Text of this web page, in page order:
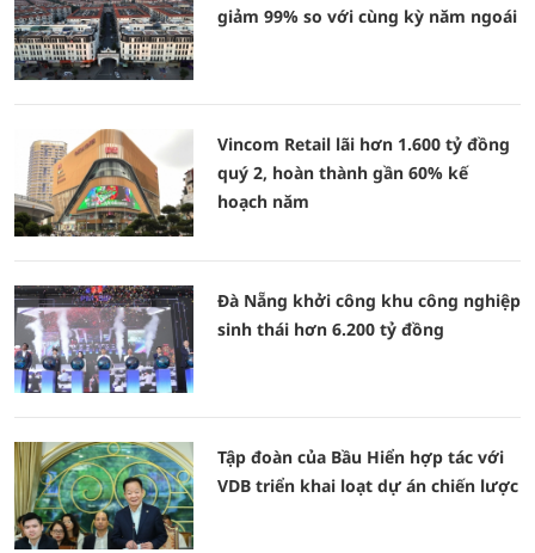
giảm 99% so với cùng kỳ năm ngoái
Vincom Retail lãi hơn 1.600 tỷ đồng
quý 2, hoàn thành gần 60% kế
hoạch năm
Đà Nẵng khởi công khu công nghiệp
sinh thái hơn 6.200 tỷ đồng
Tập đoàn của Bầu Hiển hợp tác với
VDB triển khai loạt dự án chiến lược